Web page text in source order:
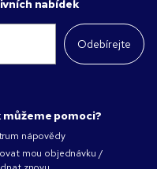
nabídek
Odebírejte
můžeme pomoci?
nápovědy
mou objednávku /